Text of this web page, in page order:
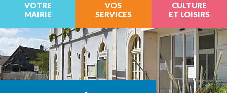
VOTRE
MAIRIE
VOS
SERVICES
CULTURE
ET LOISIRS